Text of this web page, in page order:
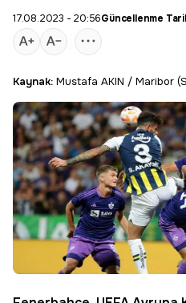
17.08.2023 - 20:56Güncellenme
Kaynak: Mustafa AKIN / Maribor